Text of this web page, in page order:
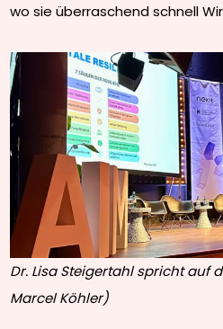
wo sie überraschend schnell
Dr. Lisa Steigertahl spricht auf
Marcel Köhler)